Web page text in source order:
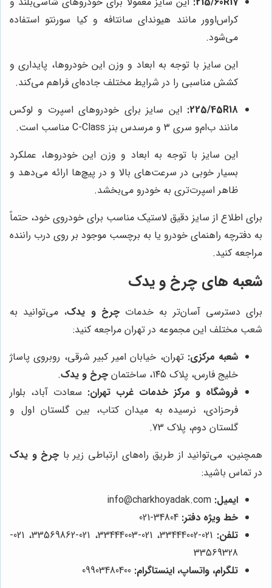
کراس‌اوور مانند هیوندای سانتافه و کیا سورنتو استفاده
می‌شود.
این سایز با توجه به ابعاد و وزن این خودروها، پایداری و
کشش مناسبی را در شرایط مختلف جاده‌ای فراهم می‌کند.
225/45R18: این سایز برای خودروهای اسپرت و لوکس
مانند ب‌ام‌و سری 3 و مرسدس بنز C-Class مناسب است.
این سایز با توجه به ابعاد و وزن این خودروها، عملکرد
بسیار خوبی در سرعت‌های بالا و در پیچ‌ها ارائه می‌دهد و
ظاهر اسپرت‌تری به خودرو می‌بخشد.
برای اطلاع از سایز دقیق لاستیک مناسب برای خودروی خود، حتماً
به دفترچه راهنمای خودرو یا به برچسب موجود بر روی درب راننده
مراجعه کنید.
شعبه های چرخ و یدک
برای دسترسی آسان‌تر به خدماتچرخ و یدک، می‌توانید به
شعب مختلف این مجموعه در تهران مراجعه کنید:
شعبه مرکزی: تهران، خیابان امیر کبیر شرقی، روبروی پاساژ
خلیج فارس، پلاک ۱۴۵، ساختمان
چرخ و یدک.
فروشگاه و مرکز خدمات غرب تهران: سعادت آباد، بلوار
فرحزادی، نرسیده به میدان کتاب، بین گلستان اول و
گلستان دوم، پلاک 73.
همچنین، می‌توانید از طریق راه‌های ارتباطی زیر با چرخ و یدک
در تماس باشید:
ایمیل:
خط ویژه دفتر:
تلفن:
021-33444002، 021-33444003، 021-33569862، 021-
33569328
تلگرام، واتساپ، اینستاگرام: